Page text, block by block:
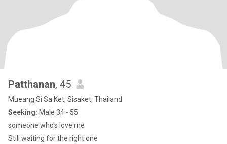
Patthanan, 45
Mueang Si Sa Ket, Sisaket, Thailand
Seeking: Male 34 - 55
someone who's love me
Still waiting for the right one